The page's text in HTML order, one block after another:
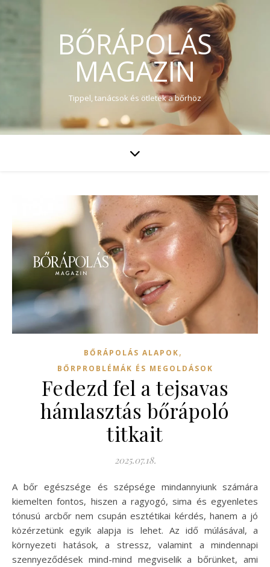
BŐRÁPOLÁS
MAGAZIN
Tippel, tanácsok és ötletek a bőrhöz
BŐRÁPOLÁS ALAPOK,
BŐRPROBLÉMÁK ÉS MEGOLDÁSOK
Fedezd fel a tejsavas
hámlasztás bőrápoló
titkait
2025.07.18.
A bőr egészsége és szépsége mindannyiunk számára
kiemelten fontos, hiszen a ragyogó, sima és egyenletes
tónusú arcbőr nem csupán esztétikai kérdés, hanem a jó
közérzetünk egyik alapja is lehet. Az idő múlásával, a
környezeti hatások, a stressz, valamint a mindennapi
szennyeződések mind-mind megviselik a bőrünket, ami